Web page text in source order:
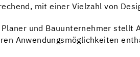
mit einer Vielzahl von
und Bauunternehmer stellt
Anwendungsmöglichkeiten